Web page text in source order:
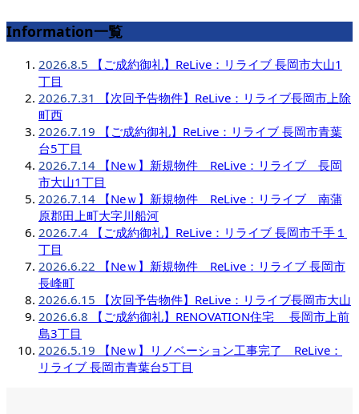
Information一覧
2026.8.5
【ご成約御礼】ReLive：リライブ 長岡市大山1
丁目
2026.7.31
【次回予告物件】ReLive：リライブ長岡市上除
町西
2026.7.19
【ご成約御礼】ReLive：リライブ 長岡市青葉
台5丁目
2026.7.14
【Neｗ】新規物件 ReLive：リライブ 長岡
市大山1丁目
2026.7.14
【Neｗ】新規物件 ReLive：リライブ 南蒲
原郡田上町大字川船河
2026.7.4
【ご成約御礼】ReLive：リライブ 長岡市千手１
丁目
2026.6.22
【Neｗ】新規物件 ReLive：リライブ 長岡市
長峰町
2026.6.15
【次回予告物件】ReLive：リライブ長岡市大山
2026.6.8
【ご成約御礼】RENOVATION住宅 長岡市上前
島3丁目
2026.5.19
【Neｗ】リノベーション工事完了 ReLive：
リライブ 長岡市青葉台5丁目